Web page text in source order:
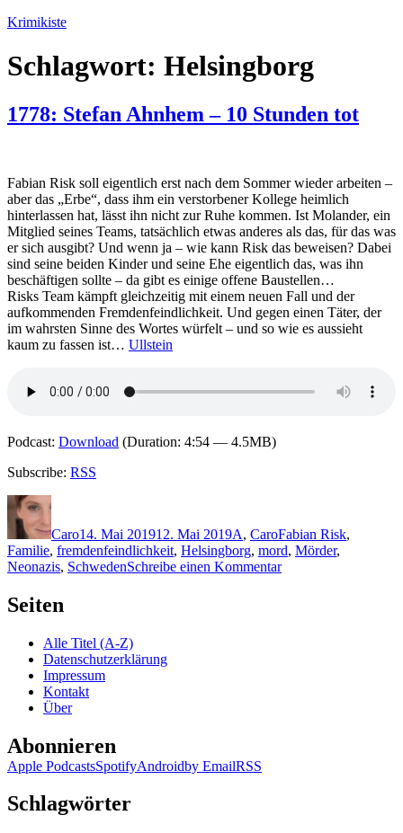
Zum
springen
Krimikiste
Schlagwort: Helsingborg
1778: Stefan Ahnhem – 10 Stunden tot
Fabian Risk soll eigentlich erst nach dem Sommer wieder arbeiten –
aber das „Erbe“, dass ihm ein verstorbener Kollege heimlich
hinterlassen hat, lässt ihn nicht zur Ruhe kommen. Ist Molander, ein
Mitglied seines Teams, tatsächlich etwas anderes als das, für das was
er sich ausgibt? Und wenn ja – wie kann Risk das beweisen? Dabei
sind seine beiden Kinder und seine Ehe eigentlich das, was ihn
beschäftigen sollte – da gibt es einige offene Baustellen…
Risks Team kämpft gleichzeitig mit einem neuen Fall und der
aufkommenden Fremdenfeindlichkeit. Und gegen einen Täter, der
im wahrsten Sinne des Wortes würfelt – und so wie es aussieht
kaum zu fassen ist… Ullstein
Podcast: Download (Duration: 4:54 — 4.5MB)
Subscribe: RSS
Autor
Caro14. Mai 201912. Mai 2019A, CaroFabian Risk,
Familie, fremdenfeindlichkeit, Helsingborg, mord, Mörder,
Neonazis, SchwedenSchreibe einen Kommentarzu
Seiten
Alle Titel (A-Z)
Datenschutzerklärung
Impressum
Kontakt
Über
Abonnieren
Apple PodcastsSpotifyAndroidby EmailRSS
Schlagwörter